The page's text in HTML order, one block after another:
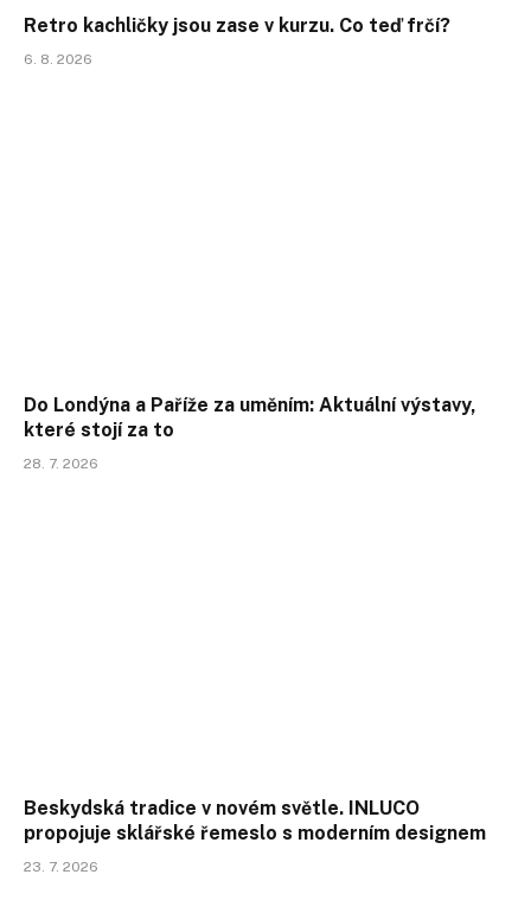
Retro kachličky jsou zase v kurzu. Co teď frčí?
6. 8. 2026
Do Londýna a Paříže za uměním: Aktuální výstavy,
které stojí za to
28. 7. 2026
Beskydská tradice v novém světle. INLUCO
propojuje sklářské řemeslo s moderním designem
23. 7. 2026